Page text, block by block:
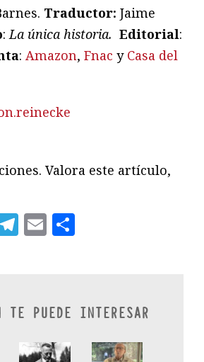
Traductor: Jaime
: La única historia. Editorial:
: Amazon, Fnac y Casa del
Valora este artículo,
Telegram
Email
TE PUEDE INTERESAR